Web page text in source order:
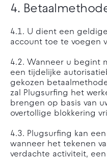
4.
4.1. U dient een
account toe te voegen
4.2. Wanneer u begint
een tijdelijke
gekozen
zal Plugsurfing het
brengen op basis van
overtollige blokkering
4.3. Plugsurfing kan
wanneer het tekenen
verdachte activiteit,